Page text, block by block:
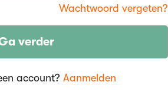
Wachtwoord vergeten?
verder
account? Aanmelden